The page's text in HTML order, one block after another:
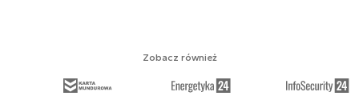
Zobacz również